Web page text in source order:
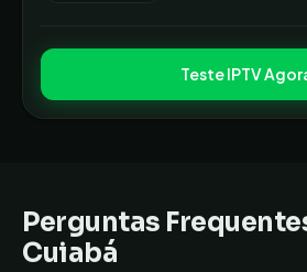
Teste IPTV
Perguntas
Cuiabá